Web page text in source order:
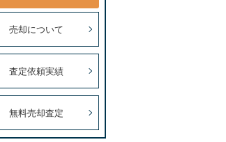
売却について
査定依頼実績
無料売却査定